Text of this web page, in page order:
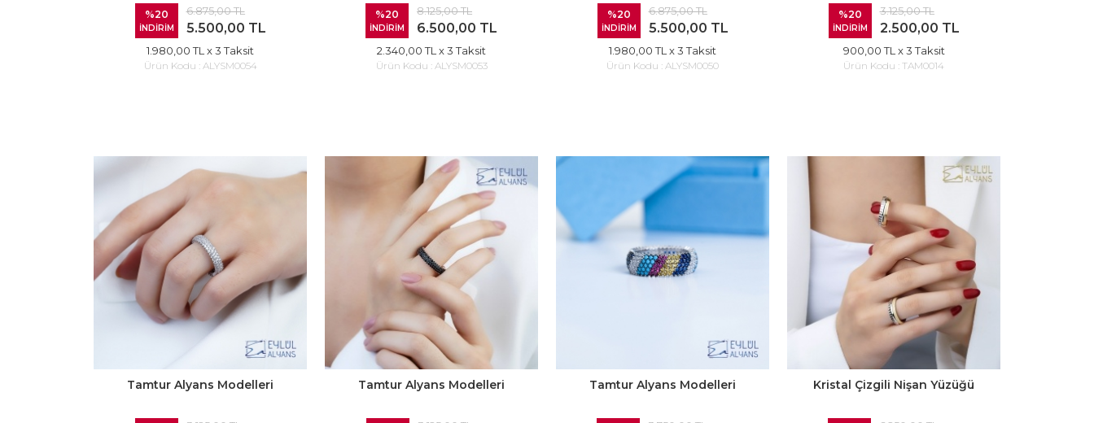
%20
İNDİRİM
6.875,00 TL
5.500,00 TL
1.980,00 TL x 3 Taksit
Ürün Kodu : ALYSM0054
%20
İNDİRİM
8.125,00 TL
6.500,00 TL
2.340,00 TL x 3 Taksit
Ürün Kodu : ALYSM0053
%20
İNDİRİM
6.875,00 TL
5.500,00 TL
1.980,00 TL x 3 Taksit
Ürün Kodu : ALYSM0050
%20
İNDİRİM
3.125,00 TL
2.500,00 TL
900,00 TL x 3 Taksit
Ürün Kodu : TAM0014
Tamtur Alyans Modelleri Tamtur Alyans Modelleri Tamtur Alyans Modelleri Kristal Çizgili Nişan Yüzüğü